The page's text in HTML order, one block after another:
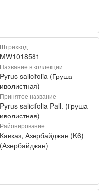
Штрихкод
MW1018581
Название в коллекции
Pyrus salicifolia (Груша
иволистная)
Принятое название
Pyrus salicifolia Pall. (Груша
иволистная)
Районирование
Кавказ, Азербайджан (K6)
(Азербайджан)